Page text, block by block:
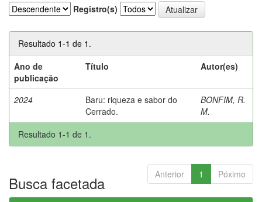
Registro(s)
Resultado 1-1 de 1.
Ano de
publicação
Título Autor(es)
2024
Baru: riqueza e sabor do
Cerrado.
BONFIM, R.
M.
Resultado 1-1 de 1.
Anterior 1 Póximo
Busca facetada